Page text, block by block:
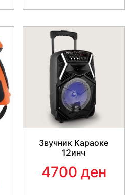
Звучник Караоке
12инч
4700 ден